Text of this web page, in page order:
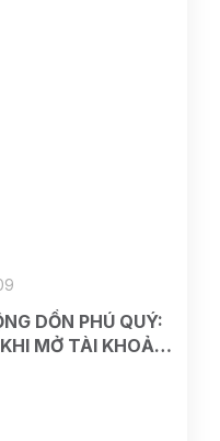
DỒN PHÚ QUÝ:
MỞ TÀI KHOẢN